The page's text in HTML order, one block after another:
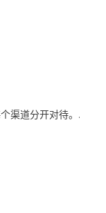
渠道分开对待。.